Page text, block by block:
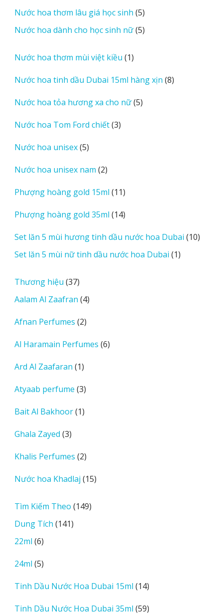
phẩm
Nước hoa thơm lâu giá học sinh 55
sản
phẩm
Nước hoa dành cho học sinh nữ 55
Nước hoa thơm mùi việt kiều 11
phẩm
Nước hoa tinh dầu Dubai 15ml hàng xịn 88
Nước hoa tỏa hương xa cho nữ 55
Nước hoa Tom Ford chiết 33
Nước hoa unisex 55
phẩm
Nước hoa unisex nam 22
phẩm
Phượng hoàng gold 15ml 1111
phẩm
Phượng hoàng gold 35ml 1414
phẩm
Set lăn 5 mùi hương tinh dầu nước hoa Dubai 1010
Set lăn 5 mùi nữ tinh dầu nước hoa Dubai 11
Thương hiệu 3737
sản
phẩm
Aalam Al Zaafran 44
Afnan Perfumes 22
phẩm
Al Haramain Perfumes 66
Ard Al Zaafaran 11
phẩm
Atyaab perfume 33
phẩm
Bait Al Bakhoor 11
Ghala Zayed 33
phẩm
Khalis Perfumes 22
phẩm
Nước hoa Khadlaj 1515
Tìm Kiếm Theo 149149
Dung Tích 141141
22ml 66
phẩm
24ml 55
phẩm
Tinh Dầu Nước Hoa Dubai 15ml 1414
phẩm
Tinh Dầu Nước Hoa Dubai 35ml 5959